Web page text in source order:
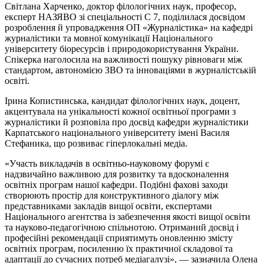
Світлана Харченко, доктор філологічних наук, професор,
експерт НАЗЯВО зі спеціальності С 7, поділилася досвідом
розроблення й упровадження ОП «Журналістика» на кафедрі
журналістики та мовної комунікації Національного
університету біоресурсів і природокористування України.
Спікерка наголосила на важливості пошуку рівноваги між
стандартом, автономією ЗВО та інноваціями в журналістській
освіті.
Ірина Копистинська, кандидат філологічних наук, доцент,
акцентувала на унікальності кожної освітньої програми з
журналістики й розповіла про досвід кафедри журналістики
Карпатського національного університету імені Василя
Стефаника, що розвиває гіперлокальні медіа.
«Участь викладачів в освітньо-науковому форумі є
надзвичайно важливою для розвитку та вдосконалення
освітніх програм нашої кафедри. Подібні фахові заходи
створюють простір для конструктивного діалогу між
представниками закладів вищої освіти, експертами
Національного агентства із забезпечення якості вищої освіти
та науково-педагогічною спільнотою. Отриманий досвід і
професійні рекомендації сприятимуть оновленню змісту
освітніх програм, посиленню їх практичної складової та
адаптації до сучасних потреб медіагалузі», — зазначила Олена